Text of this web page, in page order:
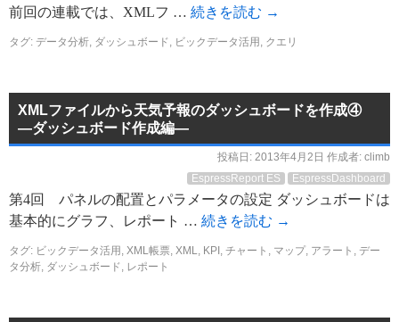
前回の連載では、XMLフ … 続きを読む →
タグ: データ分析, ダッシュボード, ビックデータ活用 , クエリ
XMLファイルから天気予報のダッシュボードを作成④
―ダッシュボード作成編―
投稿日: 2013年4月2日 作成者: climb
EspressReport ES
EspressDashboard
第4回 パネルの配置とパラメータの設定 ダッシュボードは
基本的にグラフ、レポート … 続きを読む →
タグ: ビックデータ活用 , XML帳票, XML, KPI , チャート , マップ, アラート , デー
タ分析, ダッシュボード, レポート